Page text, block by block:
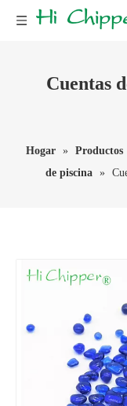
Cuentas
Hogar » Productos
de piscina
»